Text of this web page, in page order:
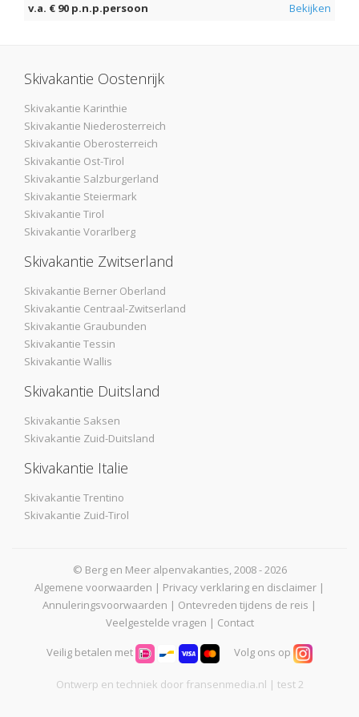
v.a. € 90 p.n.p.persoon Bekijken
Skivakantie Oostenrijk
Skivakantie Karinthie
Skivakantie Niederosterreich
Skivakantie Oberosterreich
Skivakantie Ost-Tirol
Skivakantie Salzburgerland
Skivakantie Steiermark
Skivakantie Tirol
Skivakantie Vorarlberg
Skivakantie Zwitserland
Skivakantie Berner Oberland
Skivakantie Centraal-Zwitserland
Skivakantie Graubunden
Skivakantie Tessin
Skivakantie Wallis
Skivakantie Duitsland
Skivakantie Saksen
Skivakantie Zuid-Duitsland
Skivakantie Italie
Skivakantie Trentino
Skivakantie Zuid-Tirol
© Berg en Meer alpenvakanties, 2008 - 2026
Algemene voorwaarden | Privacy verklaring en disclaimer |
Annuleringsvoorwaarden | Ontevreden tijdens de reis |
Veelgestelde vragen | Contact
Veilig betalen met Volg ons op
Ontwerp en techniek door fransenmedia.nl | test 2